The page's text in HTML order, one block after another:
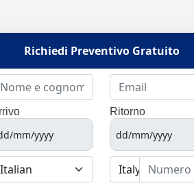
Richiedi Preventivo Gratuito
Ritorno